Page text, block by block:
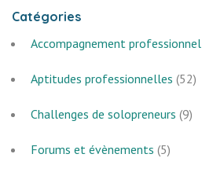
Catégories
Accompagnement professionnel
Aptitudes professionnelles (52)
Challenges de solopreneurs (9)
Forums et évènements (5)